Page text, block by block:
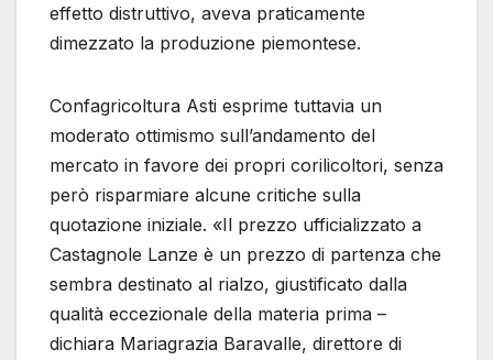
effetto distruttivo, aveva praticamente
dimezzato la produzione piemontese.
Confagricoltura Asti esprime tuttavia un
moderato ottimismo sull’andamento del
mercato in favore dei propri corilicoltori, senza
però risparmiare alcune critiche sulla
quotazione iniziale. «Il prezzo ufficializzato a
Castagnole Lanze è un prezzo di partenza che
sembra destinato al rialzo, giustificato dalla
qualità eccezionale della materia prima –
dichiara Mariagrazia Baravalle, direttore di